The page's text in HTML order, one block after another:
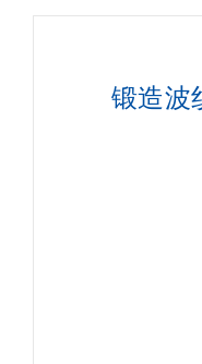
锻造波